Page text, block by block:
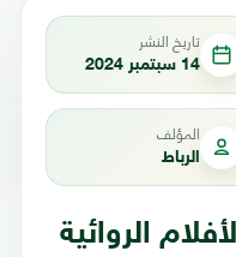
تاريخ النشر
14 سبتمبر 2024
المؤلف
الرباط
الروائية